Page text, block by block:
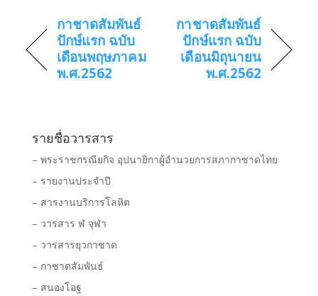
กาชาดสัมพันธ์
ปักษ์แรก ฉบับ
เดือนพฤษภาคม
พ.ศ.2562
กาชาดสัมพันธ์
ปักษ์แรก ฉบับ
เดือนมิถุนายน
พ.ศ.2562
รายชื่อวารสาร
– พระราชกรณียกิจ อุปนายิกาผู้อำนวยการสภากาชาดไทย
– รายงานประจำปี
– สารงานบริการโลหิต
– วารสาร ฬ จุฬา
– วารสารยุวกาชาด
– กาชาดสัมพันธ์
– สนองโอฐ